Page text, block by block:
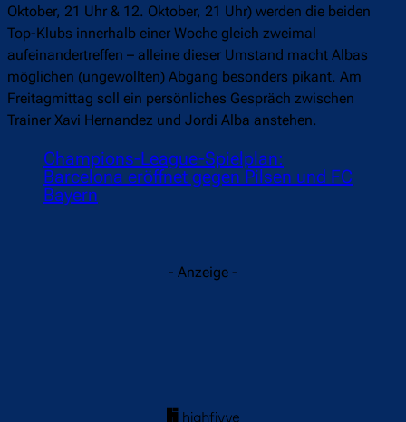
Oktober, 21 Uhr & 12. Oktober, 21 Uhr) werden die beiden
Top-Klubs innerhalb einer Woche gleich zweimal
aufeinandertreffen – alleine dieser Umstand macht Albas
möglichen (ungewollten) Abgang besonders pikant. Am
Freitagmittag soll ein persönliches Gespräch zwischen
Trainer Xavi Hernandez und Jordi Alba anstehen.
Champions-League-Spielplan:
Barcelona eröffnet gegen Pilsen und FC
Bayern
- Anzeige -